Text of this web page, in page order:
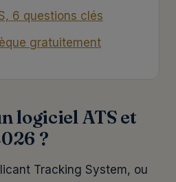
6 questions clés
gratuitement
logiciel ATS et
?
Tracking System, ou